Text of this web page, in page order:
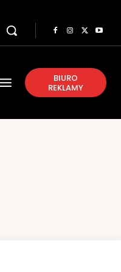
BIURO
REKLAMY